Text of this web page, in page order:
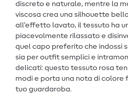
discreto e naturale, mentre la
viscosa crea una silhouette
all’effetto lavato, il tessuto ha
piacevolmente rilassato e
quel capo preferito che indossi
sia per outfit semplici e
delicati: questo tessuto rosa
modi e porta una nota di colore
tuo guardaroba.